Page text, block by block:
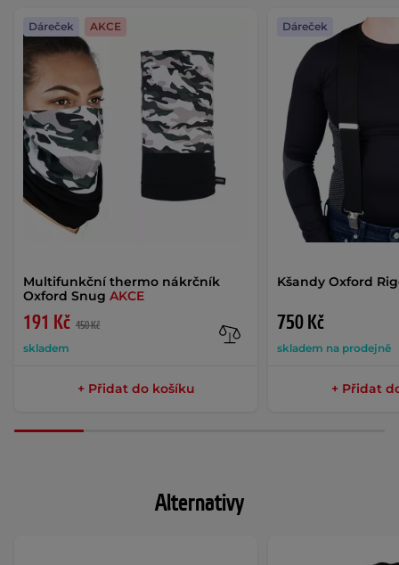
Multifunkční thermo nákrčník
Oxford Snug AKCE
191 Kč 450 Kč
skladem
Dáreček AKCE
+ Přidat do košíku
Kšandy Oxford
750 Kč
skladem na prodejně
Dáreček
+ Přidat
Alternativy